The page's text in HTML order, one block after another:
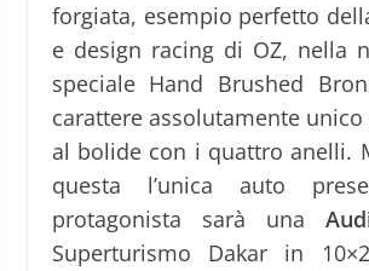
forgiata, esempio perfetto
e design racing di OZ, nella
speciale Hand Brushed
carattere assolutamente
al bolide con i quattro anelli.
questa l’unica auto
protagonista sarà una
Superturismo Dakar in